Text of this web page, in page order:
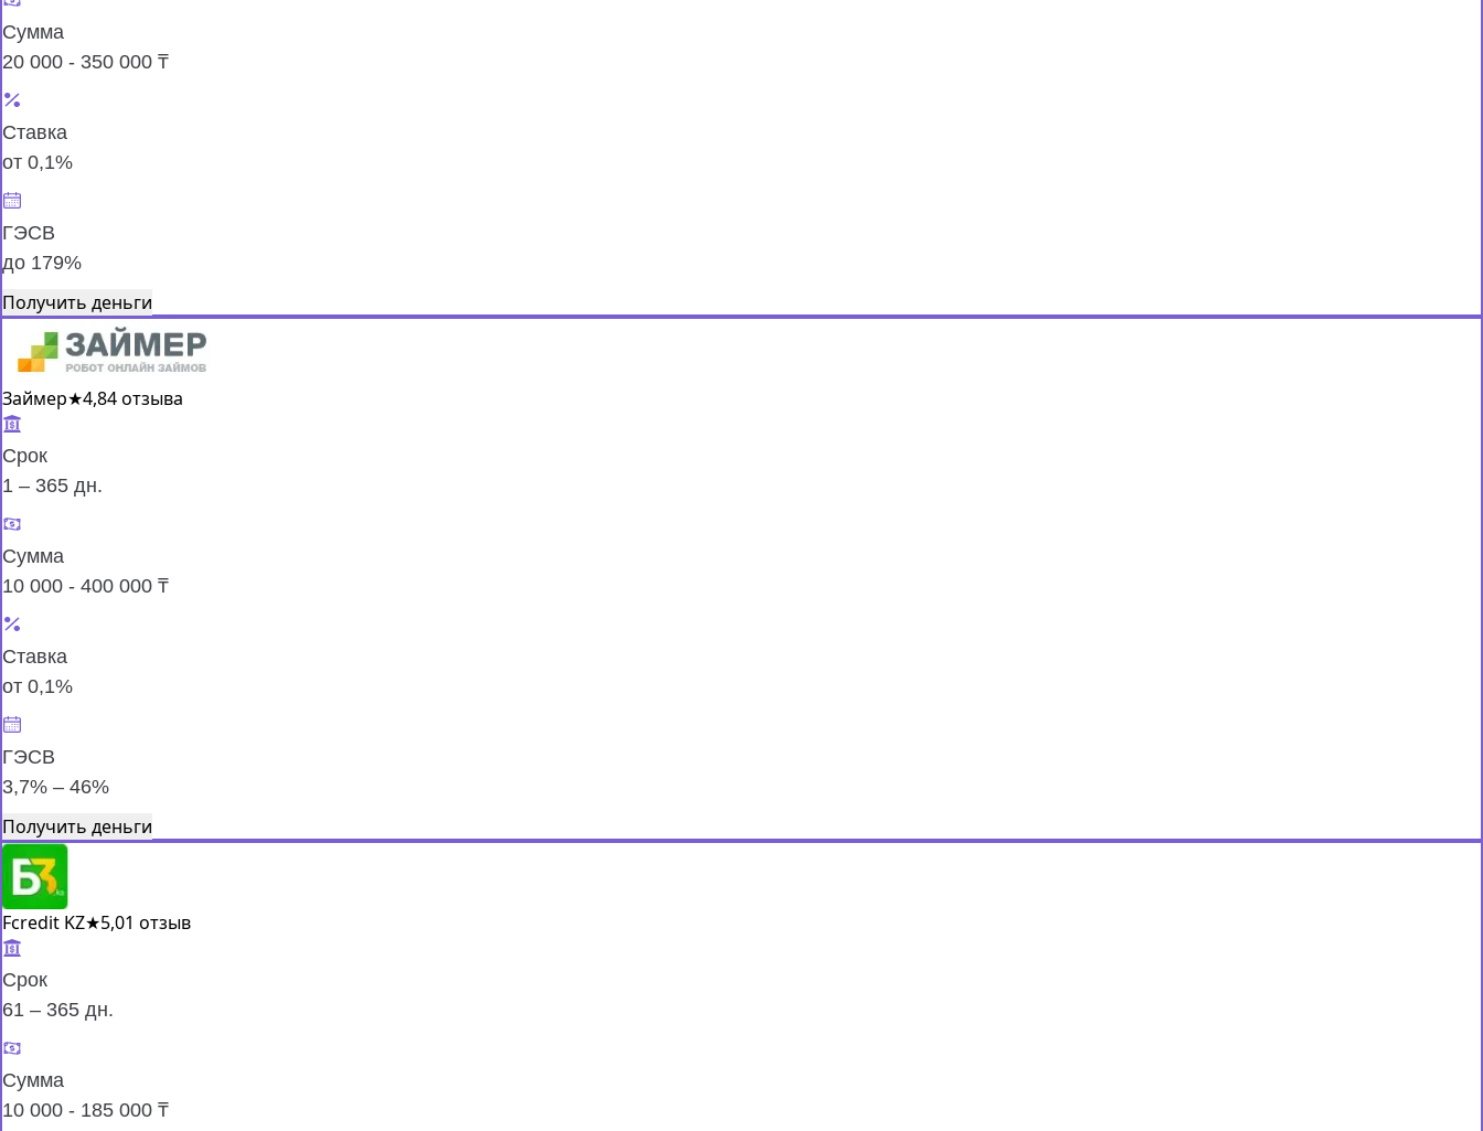
Сумма
20 000 - 350 000 ₸
Ставка
от 0,1%
ГЭСВ
до 179%
Получить деньги
Займер★4,84 отзыва
Срок
1 – 365 дн.
Сумма
10 000 - 400 000 ₸
Ставка
от 0,1%
ГЭСВ
3,7% – 46%
Получить деньги
Fcredit KZ★5,01 отзыв
Срок
61 – 365 дн.
Сумма
10 000 - 185 000 ₸